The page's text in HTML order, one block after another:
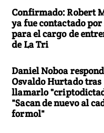
Confirmado: Robert
ya fue contactado por
para el cargo de
de La Tri
Daniel Noboa
Osvaldo Hurtado tras
llamarlo
"Sacan de nuevo al
formol"